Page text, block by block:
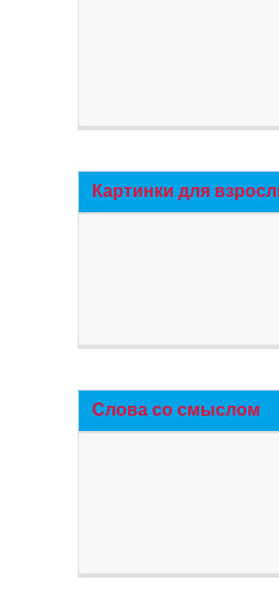
Картинки для
Слова со смыслом